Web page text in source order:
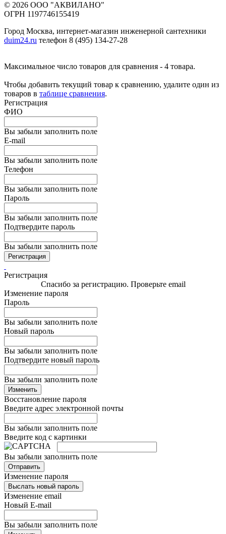
© 2026 ООО "АКВИЛАНО"
ОГРН 1197746155419
Город Москва, интернет-магазин инженерной сантехники
duim24.ru телефон 8 (495) 134-27-28
Максимальное число товаров для сравнения - 4 товара.
Чтобы добавить текущий товар к сравнению, удалите один из
товаров в таблице сравнения.
Регистрация
ФИО
Вы забыли заполнить поле
E-mail
Вы забыли заполнить поле
Телефон
Вы забыли заполнить поле
Пароль
Вы забыли заполнить поле
Подтвердите пароль
Вы забыли заполнить поле
Регистрация
Регистрация
Спасибо за регистрацию. Проверьте email
Изменение пароля
Пароль
Вы забыли заполнить поле
Новый пароль
Вы забыли заполнить поле
Подтвердите новый пароль
Вы забыли заполнить поле
Изменить
Восстановление пароля
Введите адрес электронной почты
Вы забыли заполнить поле
Введите код с картинки
Вы забыли заполнить поле
Отправить
Изменение пароля
Выслать новый пароль
Изменение email
Новый E-mail
Вы забыли заполнить поле